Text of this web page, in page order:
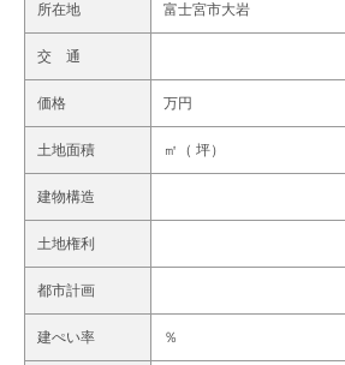
所在地 富士宮市大岩
交 通
価格 万円
土地面積 ㎡（ 坪）
建物構造
土地権利
都市計画
建ぺい率 ％